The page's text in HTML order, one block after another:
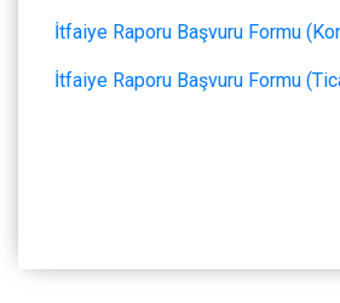
İtfaiye Raporu Başvuru Formu
İtfaiye Raporu Başvuru Formu